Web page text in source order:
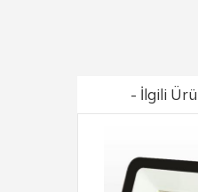
- İlgili